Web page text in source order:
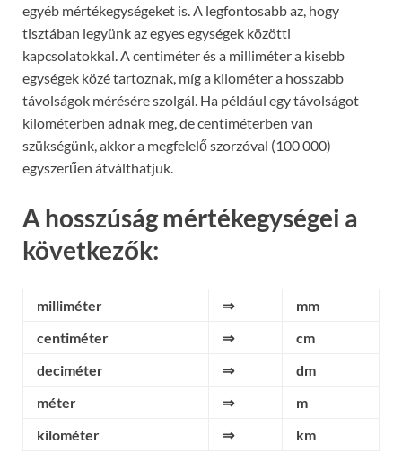
egyéb mértékegységeket is. A legfontosabb az, hogy
tisztában legyünk az egyes egységek közötti
kapcsolatokkal. A centiméter és a milliméter a kisebb
egységek közé tartoznak, míg a kilométer a hosszabb
távolságok mérésére szolgál. Ha például egy távolságot
kilométerben adnak meg, de centiméterben van
szükségünk, akkor a megfelelő szorzóval (100 000)
egyszerűen átválthatjuk.
A hosszúság mértékegységei a
következők:
milliméter ⇒
mm
centiméter
⇒
cm
deciméter
⇒
dm
méter
⇒
m
kilométer
⇒ km